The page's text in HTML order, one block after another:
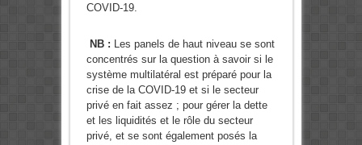
COVID-19.
NB : Les panels de haut niveau se sont
concentrés sur la question à savoir si le
système multilatéral est préparé pour la
crise de la COVID-19 et si le secteur
privé en fait assez ; pour gérer la dette
et les liquidités et le rôle du secteur
privé, et se sont également posés la